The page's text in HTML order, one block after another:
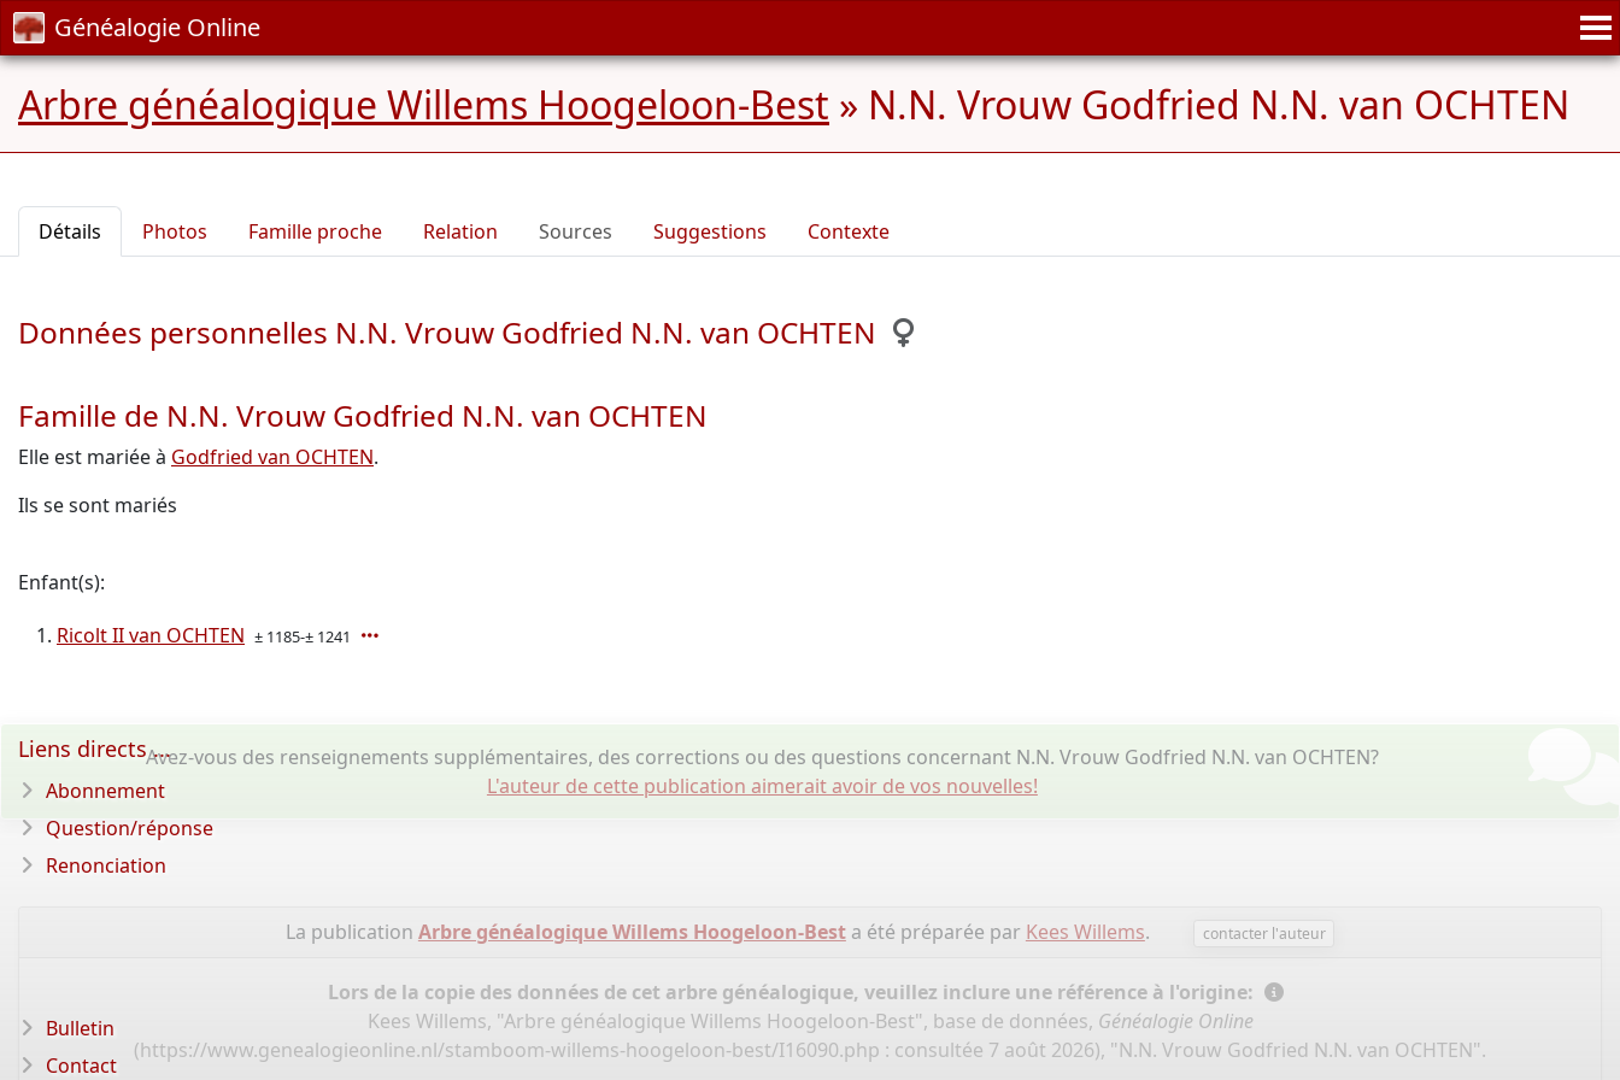
Généalogie Online
Arbre généalogique Willems Hoogeloon-Best » N.N. Vrouw Godfried N.N. van OCHTEN
Détails Photos Famille proche Relation Sources Suggestions Contexte
Données personnelles N.N. Vrouw Godfried N.N. van OCHTEN
Famille de N.N. Vrouw Godfried N.N. van OCHTEN
Elle est mariée à Godfried van OCHTEN.
Ils se sont mariés
Enfant(s):
Ricolt II van OCHTEN ± 1185-± 1241
Avez-vous des renseignements supplémentaires, des corrections ou des questions concernant N.N. Vrouw Godfried N.N. van OCHTEN?
L'auteur de cette publication aimerait avoir de vos nouvelles!
La publication Arbre généalogique Willems Hoogeloon-Besta été préparée par Kees Willems. contacter l'auteur
Lors de la copie des données de cet arbre généalogique, veuillez inclure une référence à l'origine:
Kees Willems, "Arbre généalogique Willems Hoogeloon-Best", base de données, Généalogie Online
(https://www.genealogieonline.nl/stamboom-willems-hoogeloon-best/I16090.php : consultée 7 août 2026), "N.N. Vrouw Godfried N.N. van OCHTEN".
Liens directs ...
Abonnement
Question/réponse
Renonciation
Bulletin
Contact